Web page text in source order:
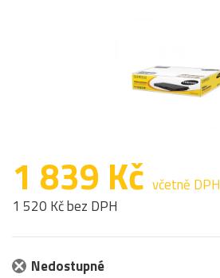
1 839 Kč včetně DPH
1 520 Kč bez DPH
Nedostupné